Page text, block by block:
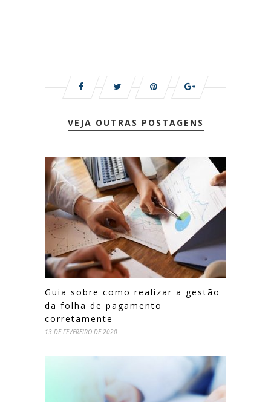
VEJA OUTRAS POSTAGENS
Guia sobre como realizar a gestão
da folha de pagamento
corretamente
13 DE FEVEREIRO DE 2020